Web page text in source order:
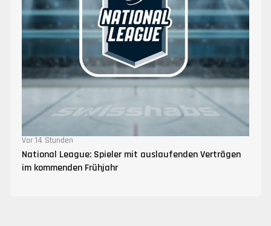
Vor 14 Stunden
National League: Spieler mit auslaufenden Verträgen
im kommenden Frühjahr